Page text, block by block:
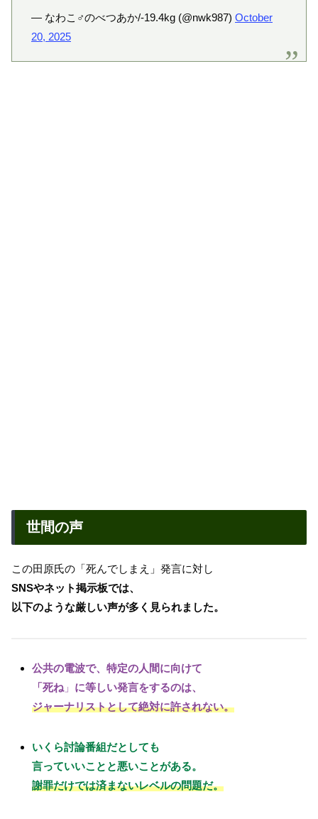
— なわこ♂のべつあか/-19.4kg (@nwk987) October
20, 2025
世間の声
この田原氏の「死んでしまえ」発言に対し
SNSやネット掲示板では、
以下のような厳しい声が多く見られました。
公共の電波で、特定の人間に向けて
「死ね 」 に等しい発言をするのは、
ジャーナリストとして絶対に許されない。
いくら討論番組だとしても
言っていいことと悪いことがある。
謝罪だけでは済まないレベルの問題だ。